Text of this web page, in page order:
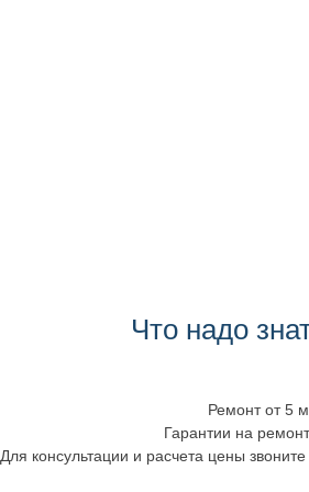
Что надо
Ремонт от 5
Гарантии на
Для консультации и расчета цены